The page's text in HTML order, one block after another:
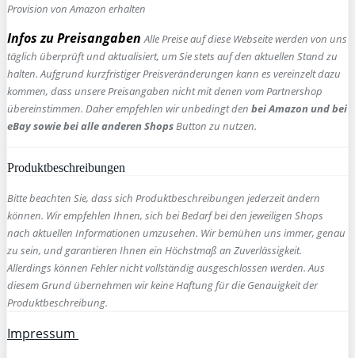
Provision von Amazon erhalten
Infos zu Preisangaben Alle Preise auf diese Webseite werden von uns
täglich überprüft und aktualisiert, um Sie stets auf den aktuellen Stand zu
halten. Aufgrund kurzfristiger Preisveränderungen kann es vereinzelt dazu
kommen, dass unsere Preisangaben nicht mit denen vom Partnershop
übereinstimmen. Daher empfehlen wir unbedingt den bei Amazon und bei
eBay sowie bei alle anderen ShopsButton zu nutzen.
Produktbeschreibungen
Bitte beachten Sie, dass sich Produktbeschreibungen jederzeit ändern
können. Wir empfehlen Ihnen, sich bei Bedarf bei den jeweiligen Shops
nach aktuellen Informationen umzusehen. Wir bemühen uns immer, genau
zu sein, und garantieren Ihnen ein Höchstmaß an Zuverlässigkeit.
Allerdings können Fehler nicht vollständig ausgeschlossen werden. Aus
diesem Grund übernehmen wir keine Haftung für die Genauigkeit der
Produktbeschreibung.
Impressum